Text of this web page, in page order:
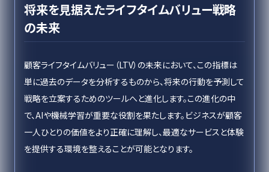
将来を見据えたライフタイムバリュー戦略
の未来
顧客ライフタイムバリュー（LTV）の未来において、この指標は
単に過去のデータを分析するものから、将来の行動を予測して
戦略を立案するためのツールへと進化します。この進化の中
で、AIや機械学習が重要な役割を果たします。ビジネスが顧客
一人ひとりの価値をより正確に理解し、最適なサービスと体験
を提供する環境を整えることが可能となります。